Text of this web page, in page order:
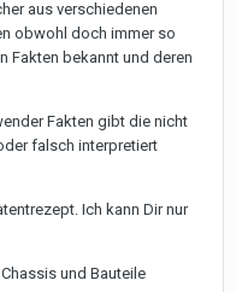
aus verschiedenen
obwohl doch immer so
Fakten bekannt und deren
Fakten gibt die nicht
falsch interpretiert
Ich kann Dir nur
und Bauteile